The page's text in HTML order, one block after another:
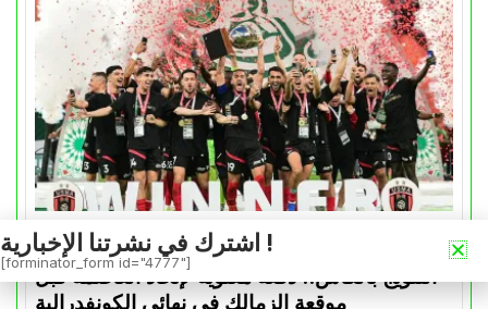
كأس الكونفدرالية
التتويج بالكأس.. دفعة معنوية لإتحاد العاصمة قبل
موقعة الزمالك في نهائي الكونفدرالية
اشترك في نشرتنا الإخبارية !
[forminator_form id="4777"]